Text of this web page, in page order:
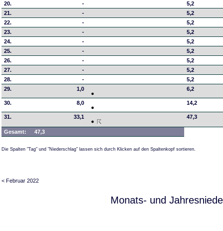
20.
-
5,2
21.
-
5,2
22.
-
5,2
23.
-
5,2
24.
-
5,2
25.
-
5,2
26.
-
5,2
27.
-
5,2
28.
-
5,2
29.
1,0 6,2
30. 8,0 14,2
31. 33,1 47,3
Gesamt: 47,3
Die Spalten "Tag" und "Niederschlag" lassen sich durch Klicken auf den Spaltenkopf sortieren.
< Februar 2022
Monats- und